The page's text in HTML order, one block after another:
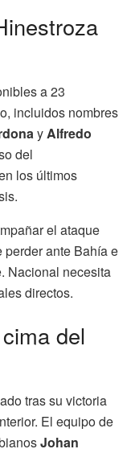
a 23
incluidos nombres
yAlfredo
del
los últimos
el ataque
perder ante Bahía e
Nacional necesita
directos.
del
tras su victoria
El equipo de
Johan